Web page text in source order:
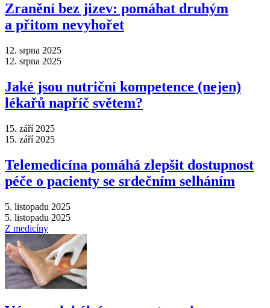
Zranění bez jizev: pomáhat druhým
a přitom nevyhořet
12. srpna 2025
12. srpna 2025
Jaké jsou nutriční kompetence (nejen)
lékařů napříč světem?
15. září 2025
15. září 2025
Telemedicína pomáhá zlepšit dostupnost
péče o pacienty se srdečním selháním
5. listopadu 2025
5. listopadu 2025
Z medicíny